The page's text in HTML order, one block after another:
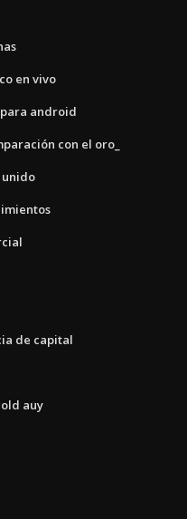
en vivo
android
con el oro_
de capital
auy